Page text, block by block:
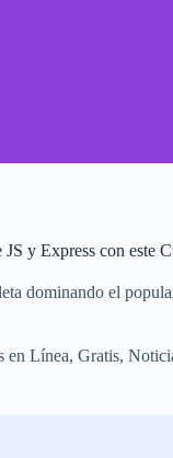
y Express con este
dominando el
en Línea, Gratis,